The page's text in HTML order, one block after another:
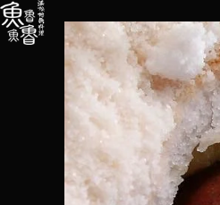
内
容